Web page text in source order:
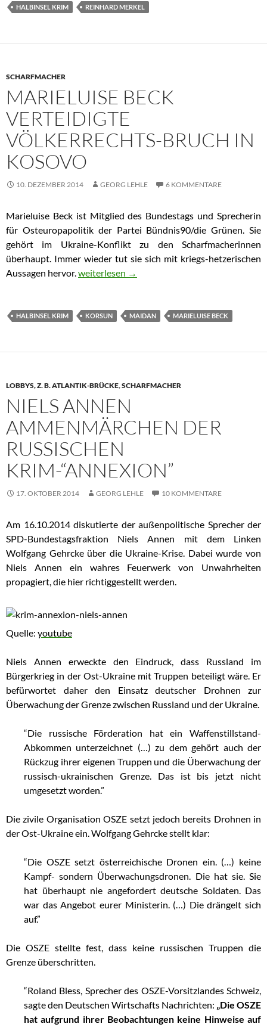
HALBINSEL KRIM REINHARD MERKEL
SCHARFMACHER
MARIELUISE BECK
VERTEIDIGTE
VÖLKERRECHTS-BRUCH IN
KOSOVO
10. DEZEMBER 2014 GEORG LEHLE 6 KOMMENTARE
Marieluise Beck ist Mitglied des Bundestags und Sprecherin
für Osteuropapolitik der Partei Bündnis90/die Grünen. Sie
gehört im Ukraine-Konflikt zu den Scharfmacherinnen
überhaupt. Immer wieder tut sie sich mit kriegs-hetzerischen
Aussagen hervor.Marieluise Beck verteidigte Völkerrechts-
weiterlesen →
HALBINSEL KRIM KORSUN MAIDAN MARIELUISE BECK
LOBBYS, Z. B. ATLANTIK-BRÜCKE,SCHARFMACHER
NIELS ANNEN
AMMENMÄRCHEN DER
RUSSISCHEN
KRIM-“ANNEXION”
17. OKTOBER 2014 GEORG LEHLE 10 KOMMENTARE
Am 16.10.2014 diskutierte der außenpolitische Sprecher der
SPD-Bundestagsfraktion Niels Annen mit dem Linken
Wolfgang Gehrcke über die Ukraine-Krise. Dabei wurde von
Niels Annen ein wahres Feuerwerk von Unwahrheiten
propagiert, die hier richtiggestellt werden.
Quelle: youtube
Niels Annen erweckte den Eindruck, dass Russland im
Bürgerkrieg in der Ost-Ukraine mit Truppen beteiligt wäre. Er
befürwortet daher den Einsatz deutscher Drohnen zur
Überwachung der Grenze zwischen Russland und der Ukraine.
“Die russische Förderation hat ein Waffenstillstand-
Abkommen unterzeichnet (…) zu dem gehört auch der
Rückzug ihrer eigenen Truppen und die Überwachung der
russisch-ukrainischen Grenze. Das ist bis jetzt nicht
umgesetzt worden.”
Die zivile Organisation OSZE setzt jedoch bereits Drohnen in
der Ost-Ukraine ein. Wolfgang Gehrcke stellt klar:
“Die OSZE setzt österreichische Dronen ein. (…) keine
Kampf- sondern Überwachungsdronen. Die hat sie. Sie
hat überhaupt nie angefordert deutsche Soldaten. Das
war das Angebot eurer Ministerin. (…) Die drängelt sich
auf.”
Die OSZE stellte fest, dass keine russischen Truppen die
Grenze überschritten.
“Roland Bless, Sprecher des OSZE-Vorsitzlandes Schweiz,
sagte den Deutschen Wirtschafts Nachrichten: „Die OSZE
hat aufgrund ihrer Beobachtungen keine Hinweise auf